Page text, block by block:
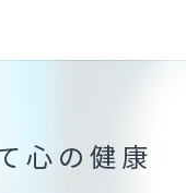
心の健康